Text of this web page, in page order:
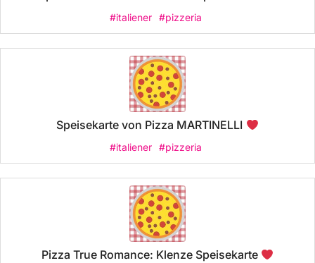
#italiener #pizzeria
Speisekarte von Pizza MARTINELLI
#italiener #pizzeria
Pizza True Romance: Klenze Speisekarte